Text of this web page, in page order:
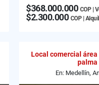
$368.000.000 COP |
$2.300.000 COP |
Local comercial
palma
En: Medellín,